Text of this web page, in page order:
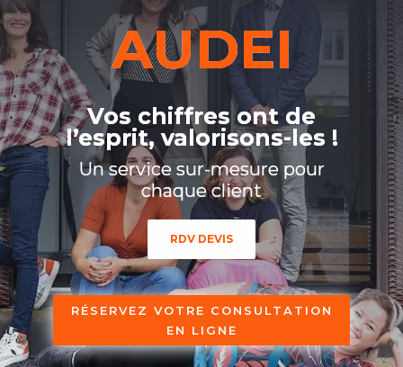
AUDEI
Vos chiffres ont de
l’esprit, valorisons-les !
Un service sur-mesure pour
chaque client
RDV DEVIS
RÉSERVEZ VOTRE CONSULTATION
EN LIGNE